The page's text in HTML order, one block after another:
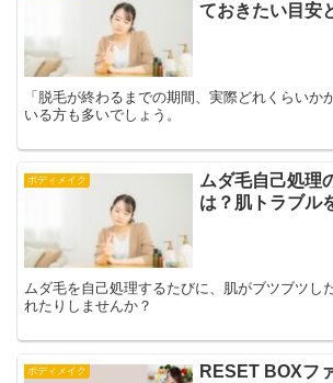
ておきたい目安
「脱毛が終わるまでの期間、実際どれくらいか
いる方も多いでしょう。
ボディメイク
ムダ毛自己処理
は？肌トラブル
ムダ毛を自己処理するたびに、肌がブツブツし
れたりしませんか？
ボディメイク
RESET BOXフ